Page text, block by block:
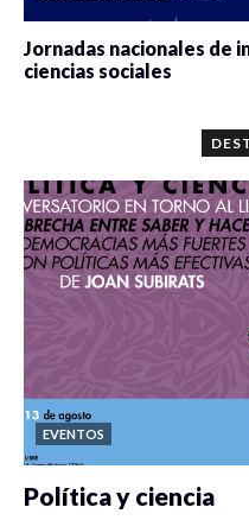
Jornadas nacionales de
ciencias sociales
EVENTOS
Política y ciencia